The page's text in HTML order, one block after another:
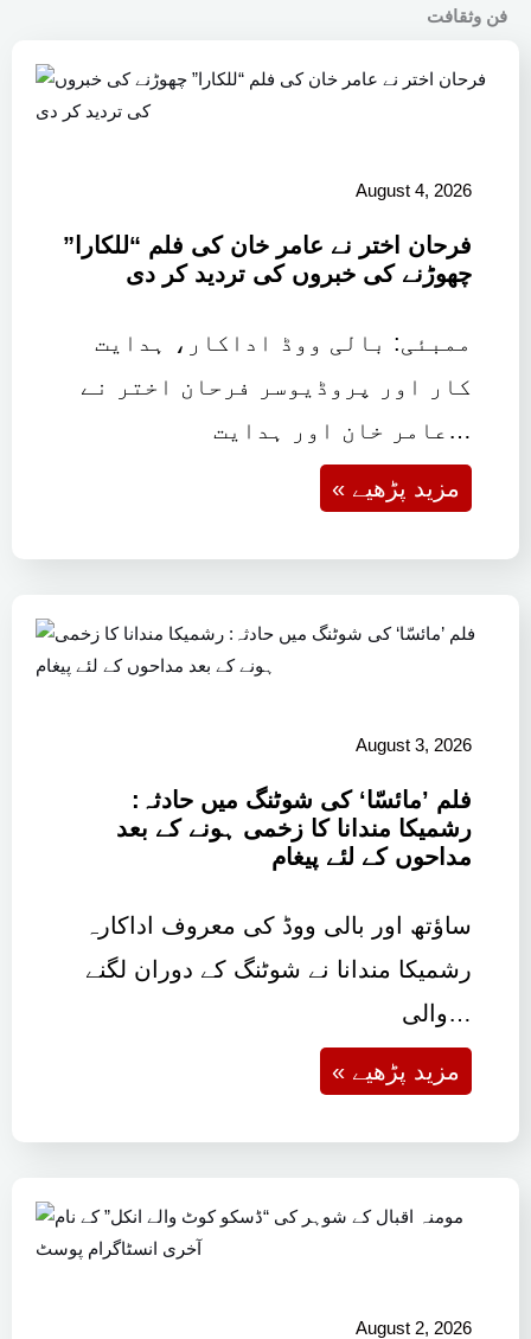
فن وثقافت
August 4, 2026
فرحان اختر نے عامر خان کی فلم “للکارا”
چھوڑنے کی خبروں کی تردید کر دی
ممبئی: بالی ووڈ اداکار، ہدایت
کار اور پروڈیوسر فرحان اختر نے
عامر خان اور ہدایت…
« مزید پڑھیے
August 3, 2026
فلم ’مائسّا‘ کی شوٹنگ میں حادثہ:
رشمیکا مندانا کا زخمی ہونے کے بعد
مداحوں کے لئے پیغام
ساؤتھ اور بالی ووڈ کی معروف اداکارہ
رشمیکا مندانا نے شوٹنگ کے دوران لگنے
والی…
« مزید پڑھیے
August 2, 2026